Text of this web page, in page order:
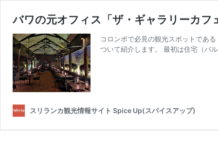
バワの元オフィス「ザ・ギャラリーカフ
コロンボで必見の観光スポットであ
ついて紹介します。 最初は住宅（バ
スリランカ観光情報サイト Spice Up(スパイスアップ)